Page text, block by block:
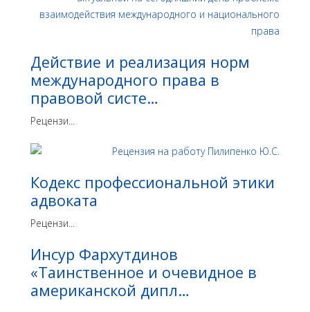
Действие и реализация норм
международного права в
правовой систе…
Рецензи...
Кодекс профессиональной этики
адвоката
Рецензи...
Инсур Фархутдинов
«Таинственное и очевидное в
американской дипл…